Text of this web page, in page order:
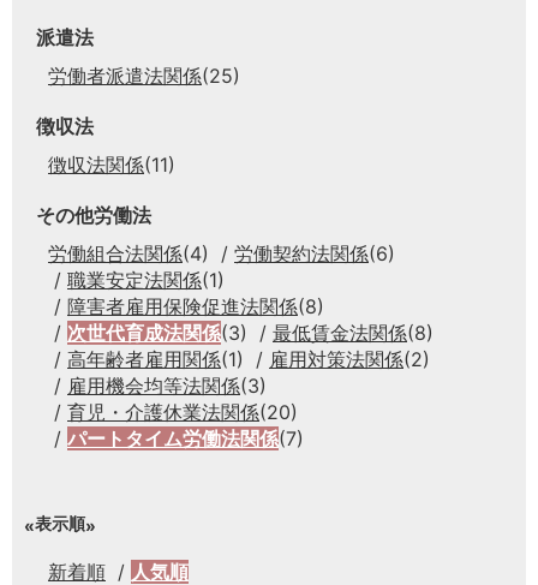
派遣法
労働者派遣法関係(25)
徴収法
徴収法関係(11)
その他労働法
労働組合法関係(4) 労働契約法関係(6)
職業安定法関係(1)
障害者雇用保険促進法関係(8)
次世代育成法関係(3) 最低賃金法関係(8)
高年齢者雇用関係(1) 雇用対策法関係(2)
雇用機会均等法関係(3)
育児・介護休業法関係(20)
パートタイム労働法関係(7)
表示順
新着順 人気順